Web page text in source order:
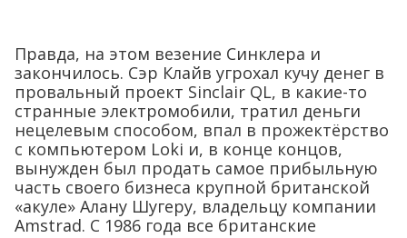
Правда, на этом везение Синклера и
закончилось. Сэр Клайв угрохал кучу денег в
провальный проект Sinclair QL, в какие-то
странные электромобили, тратил деньги
нецелевым способом, впал в прожектёрство
с компьютером Loki и, в конце концов,
вынужден был продать самое прибыльную
часть своего бизнеса крупной британской
«акуле» Алану Шугеру, владельцу компании
Amstrad. С 1986 года все британские